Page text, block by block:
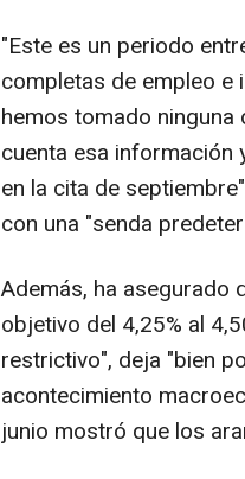
"Este es un periodo
completas de empleo e
hemos tomado ninguna
cuenta esa
en la cita de
con una "senda
Además, ha asegurado
objetivo del 4,25% al
restrictivo", deja "bien
acontecimiento
junio mostró que los